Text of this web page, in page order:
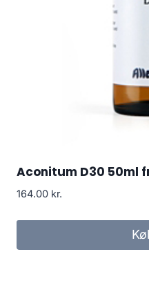
Aconitum D30 50ml
164.00 kr.